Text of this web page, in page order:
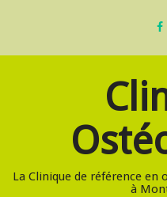
La Clinique de référence
à